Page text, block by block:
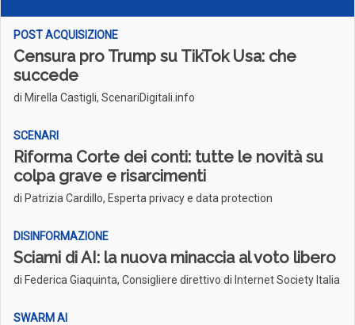
POST ACQUISIZIONE
Censura pro Trump su TikTok Usa: che
succede
di Mirella Castigli, ScenariDigitali.info
SCENARI
Riforma Corte dei conti: tutte le novità su
colpa grave e risarcimenti
di Patrizia Cardillo, Esperta privacy e data protection
DISINFORMAZIONE
Sciami di AI: la nuova minaccia al voto libero
di Federica Giaquinta, Consigliere direttivo di Internet Society Italia
SWARM AI